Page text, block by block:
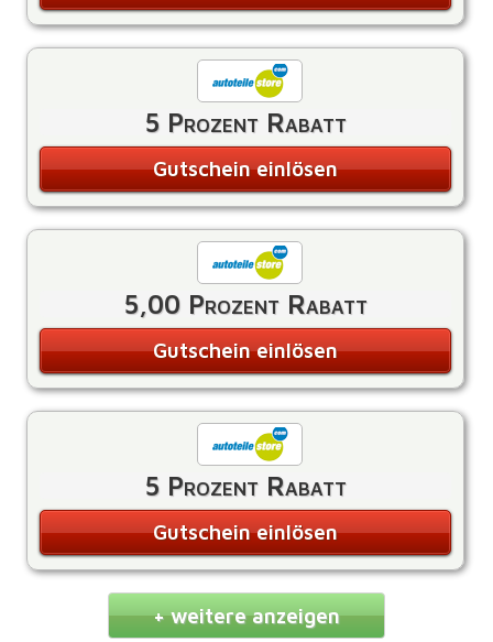
5 Prozent Rabatt
Gutschein einlösen
5,00 Prozent Rabatt
Gutschein einlösen
5 Prozent Rabatt
Gutschein einlösen
+ weitere anzeigen